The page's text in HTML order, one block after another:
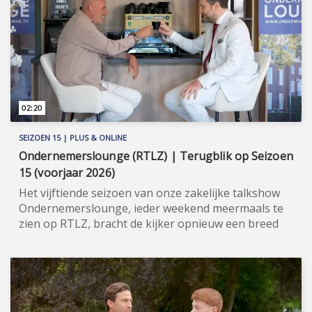
deden, om zo passief inkomen te genereren en
meer vrijheid te ervaren. Meer informatie:
www.securinvest.nl (https://www.securinvest.nl).
SEIZOEN 15 | PLUS & ONLINE
Ondernemerslounge (RTLZ) | Terugblik op Seizoen
15 (voorjaar 2026)
Het vijftiende seizoen van onze zakelijke talkshow
Ondernemerslounge, ieder weekend meermaals te
zien op RTLZ, bracht de kijker opnieuw een breed
gebied van ondernemerschap, investeren en
genieten van het leven. Onze studio in het koetshuis
van Kasteel Hoekelum werd hierbij zoals altijd
ingericht met het statige meubilair van Jan Frantzen.
02:20